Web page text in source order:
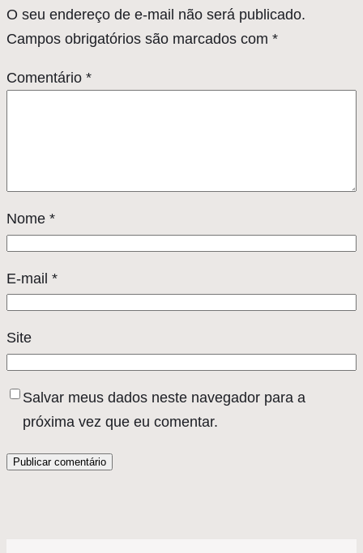
O seu endereço de e-mail não será publicado.
Campos obrigatórios são marcados com *
Comentário *
Nome *
E-mail *
Site
Salvar meus dados neste navegador para a
próxima vez que eu comentar.